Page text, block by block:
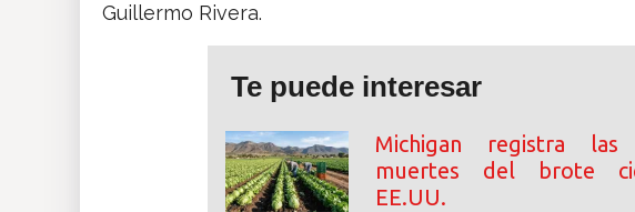
Guillermo Rivera.
Te puede interesar
Michigan registra
muertes del brote
EE.UU.